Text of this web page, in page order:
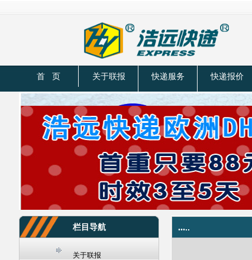
首 页 关于联报 快递服务 快递报价
栏目导航
关于联报
.....